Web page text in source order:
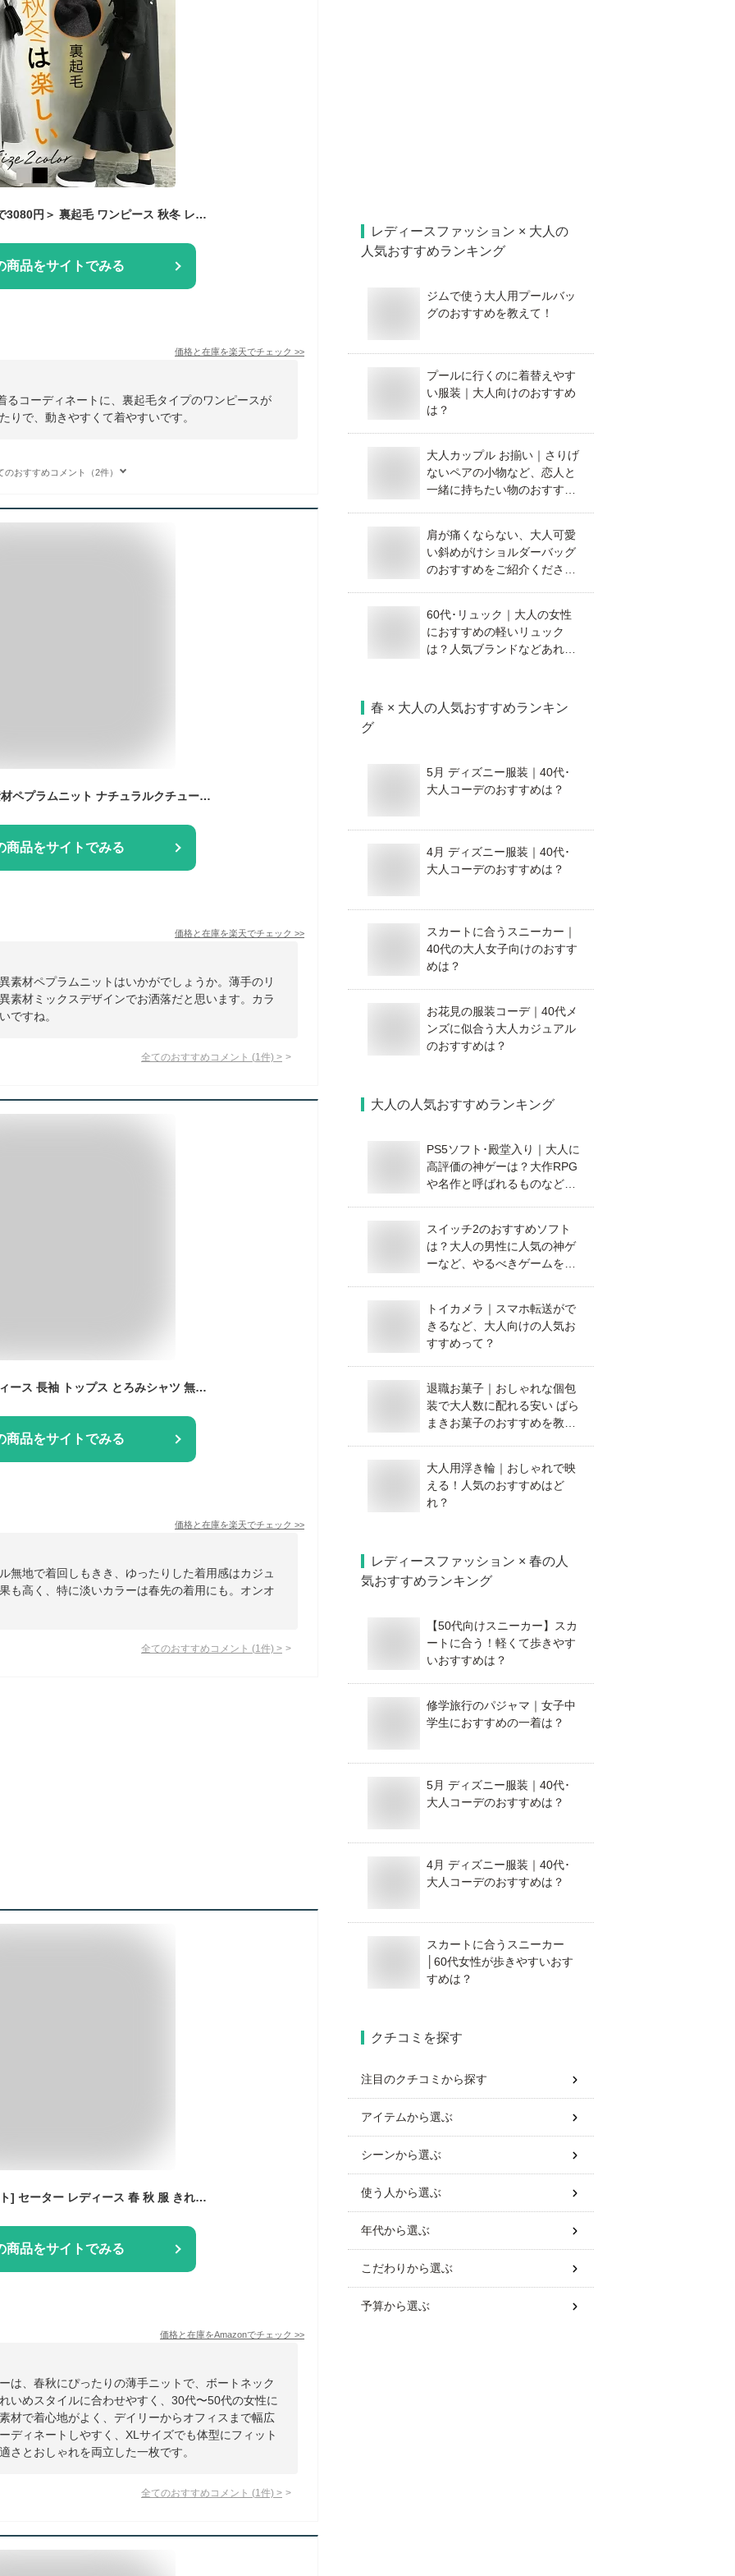
＜SS限定☆クーポンで3080円＞ 裏起毛 ワンピース 秋冬 レディース 長袖 マーメイド パーカー 2TYPE選べる ワンピース 大きいサイズ きれいめ 長袖 暖かい 極暖 ワンピース マキシ ロング マタニティ あったか ビッグシルエット ゆったり
商品をサイトでみる
価格と在庫を楽天でチェック >>
るコーディネートに、裏起毛タイプのワンピースが
りで、動きやすくて着やすいです。
のおすすめコメント（2件）
natural couture 異素材ペプラムニット ナチュラルクチュール トップス ニット ブラック ホワイト グリーン ベージュ ネイビー【送料無料】
商品をサイトでみる
価格と在庫を楽天でチェック >>
素材ペプラムニットはいかがでしょうか。薄手のリ
素材ミックスデザインでお洒落だと思います。カラ
ですね。
全てのおすすめコメント (1 件) >
シャツ ブラウス レディース 長袖 トップス とろみシャツ 無地 ゆったり きれいめ 着痩せ 大人 おしゃれ 通勤 OL 30代 40代 大きいサイズ 春 フォーマル
商品をサイトでみる
価格と在庫を楽天でチェック >>
無地で着回しもきき、ゆったりした着用感はカジュ
も高く、特に淡いカラーは春先の着用にも。オンオ
全てのおすすめコメント (1 件) >
[ビーエヌワン セレクト] セーター レディース 春 秋 服 きれいめ 薄手 ニット トップス ボートネック 婦人服 30代 40代 50代 黒 ブラック BN268 BLK XL
商品をサイトでみる
価格と在庫をAmazonでチェック >>
は、春秋にぴったりの薄手ニットで、ボートネック
いめスタイルに合わせやすく、30代〜50代の女性に
材で着心地がよく、デイリーからオフィスまで幅広
ディネートしやすく、XLサイズでも体型にフィット
さとおしゃれを両立した一枚です。
全てのおすすめコメント (1 件) >
レディースファッション × 大人 の
人気おすすめランキング
ジムで使う大人用プールバッ
グのおすすめを教えて！
プールに行くのに着替えやす
い服装｜大人向けのおすすめ
は？
大人カップル お揃い｜さりげ
ないペアの小物など、恋人と
一緒に持ちたい物のおすすめ
肩が痛くならない、大人可愛
い斜めがけショルダーバッグ
のおすすめをご紹介くださ
60代･リュック｜大人の女性
におすすめの軽いリュック
は？人気ブランドなどあれば
春 × 大人 の人気おすすめランキン
グ
5月 ディズニー服装｜40代･
大人コーデのおすすめは？
4月 ディズニー服装｜40代･
大人コーデのおすすめは？
スカートに合うスニーカー｜
40代の大人女子向けのおすす
めは？
お花見の服装コーデ｜40代メ
ンズに似合う大人カジュアル
のおすすめは？
大人 の人気おすすめランキング
PS5ソフト･殿堂入り｜大人に
高評価の神ゲーは？大作RPG
や名作と呼ばれるものなど、
スイッチ2のおすすめソフト
は？大人の男性に人気の神ゲ
ーなど、やるべきゲームを教
トイカメラ｜スマホ転送がで
きるなど、大人向けの人気お
すすめって？
退職お菓子｜おしゃれな個包
装で大人数に配れる安い ばら
まきお菓子のおすすめを教え
大人用浮き輪｜おしゃれで映
える！人気のおすすめはど
れ？
レディースファッション × 春の人
気おすすめランキング
【50代向けスニーカー】スカ
ートに合う！軽くて歩きやす
いおすすめは？
修学旅行のパジャマ｜女子中
学生におすすめの一着は？
5月 ディズニー服装｜40代･
大人コーデのおすすめは？
4月 ディズニー服装｜40代･
大人コーデのおすすめは？
スカートに合うスニーカー
│60代女性が歩きやすいおす
すめは？
クチコミを探す
注目のクチコミから探す
アイテムから選ぶ
シーンから選ぶ
使う人から選ぶ
年代から選ぶ
こだわりから選ぶ
予算から選ぶ